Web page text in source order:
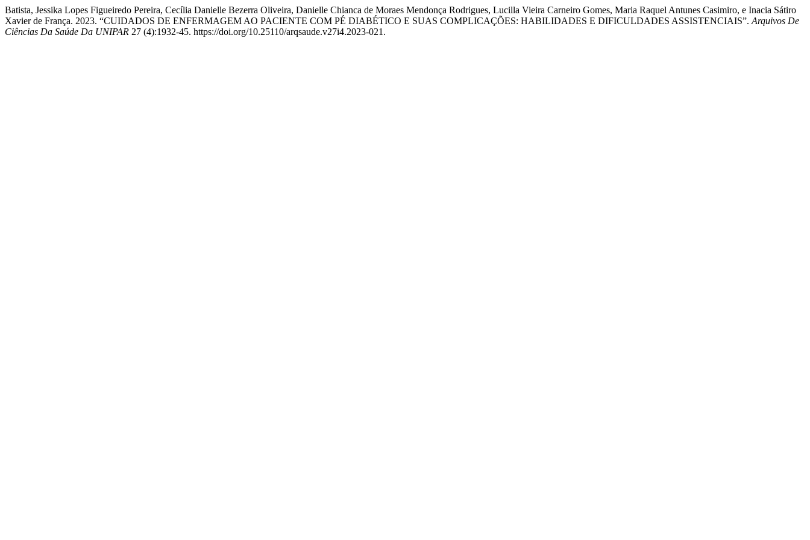
Batista, Jessika Lopes Figueiredo Pereira, Cecília Danielle Bezerra Oliveira, Danielle Chianca de Moraes Mendonça Rodrigues, Lucilla Vieira Carneiro Gomes, Maria Raquel Antunes Casimiro, e Inacia Sátiro
Xavier de França. 2023. “CUIDADOS DE ENFERMAGEM AO PACIENTE COM PÉ DIABÉTICO E SUAS COMPLICAÇÕES: HABILIDADES E DIFICULDADES ASSISTENCIAIS”. Arquivos De
Ciências Da Saúde Da UNIPAR 27 (4):1932-45. https://doi.org/10.25110/arqsaude.v27i4.2023-021.